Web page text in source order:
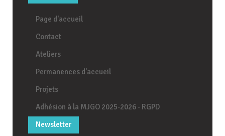
Page d'accueil
Contact
Ateliers
Permanences d'accueil
Projets
Adhésion à la MJGO 2025-2026 - RGPD
Newsletter